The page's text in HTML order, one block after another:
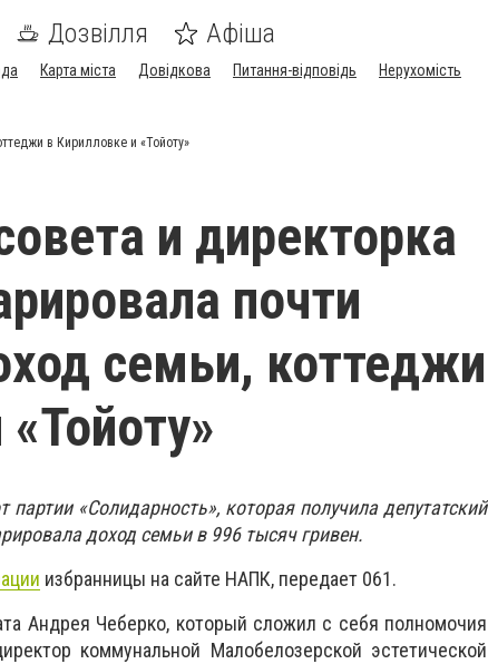
Дозвілля Афіша
Карта міста Довідкова Питання-відповідь
Нерухомість
в Кирилловке и «Тойоту»
и директорка
почти
семьи, коттеджи
«Солидарность», которая получила депутатский
доход семьи в 996 тысяч гривен.
избранницы на сайте НАПК, передает 061.
Андрея Чеберко, который сложил с себя полномочия
коммунальной Малобелозерской эстетической